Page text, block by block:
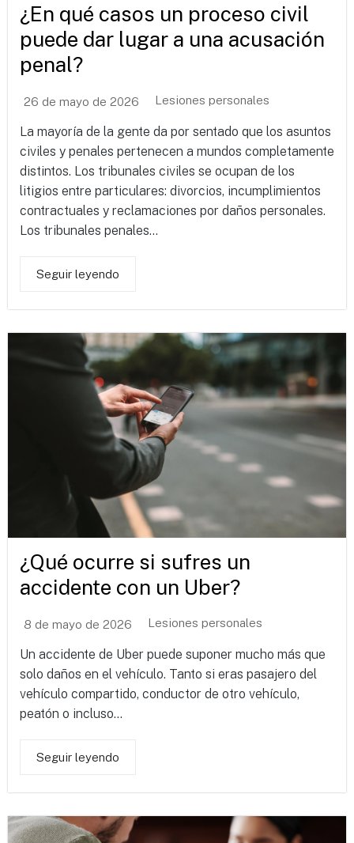
¿En qué casos un proceso civil
puede dar lugar a una acusación
penal?
26 de mayo de 2026 Lesiones personales
La mayoría de la gente da por sentado que los asuntos
civiles y penales pertenecen a mundos completamente
distintos. Los tribunales civiles se ocupan de los
litigios entre particulares: divorcios, incumplimientos
contractuales y reclamaciones por daños personales.
Los tribunales penales...
Seguir leyendo
¿Qué ocurre si sufres un
accidente con un Uber?
8 de mayo de 2026 Lesiones personales
Un accidente de Uber puede suponer mucho más que
solo daños en el vehículo. Tanto si eras pasajero del
vehículo compartido, conductor de otro vehículo,
peatón o incluso...
Seguir leyendo